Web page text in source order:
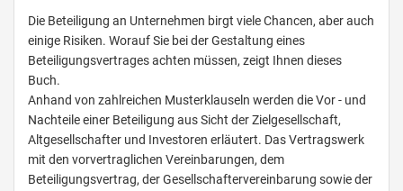
Die Beteiligung an Unternehmen birgt viele Chancen, aber auch
einige Risiken. Worauf Sie bei der Gestaltung eines
Beteiligungsvertrages achten müssen, zeigt Ihnen dieses
Buch.
Anhand von zahlreichen Musterklauseln werden die Vor - und
Nachteile einer Beteiligung aus Sicht der Zielgesellschaft,
Altgesellschafter und Investoren erläutert. Das Vertragswerk
mit den vorvertraglichen Vereinbarungen, dem
Beteiligungsvertrag, der Gesellschaftervereinbarung sowie der